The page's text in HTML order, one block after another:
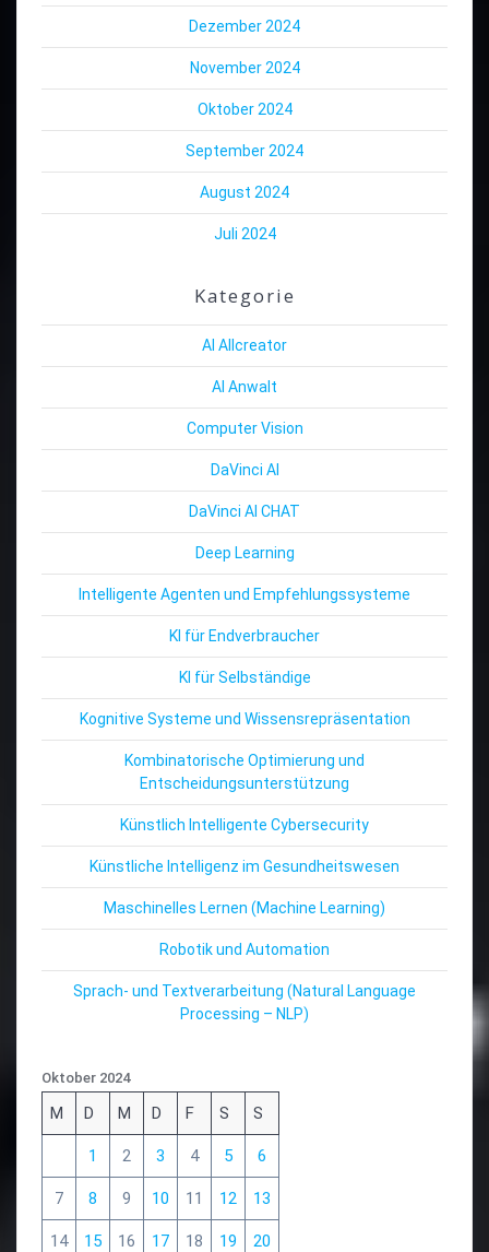
Dezember 2024
November 2024
Oktober 2024
September 2024
August 2024
Juli 2024
Kategorie
AI Allcreator
AI Anwalt
Computer Vision
DaVinci AI
DaVinci AI CHAT
Deep Learning
Intelligente Agenten und Empfehlungssysteme
KI für Endverbraucher
KI für Selbständige
Kognitive Systeme und Wissensrepräsentation
Kombinatorische Optimierung und
Entscheidungsunterstützung
Künstlich Intelligente Cybersecurity
Künstliche Intelligenz im Gesundheitswesen
Maschinelles Lernen (Machine Learning)
Robotik und Automation
Sprach- und Textverarbeitung (Natural Language
Processing – NLP)
Oktober 2024
M D M D F S S
1 2 3 4 5 6
7 8 9 10 11 12 13
14 15 16 17 18 19 20